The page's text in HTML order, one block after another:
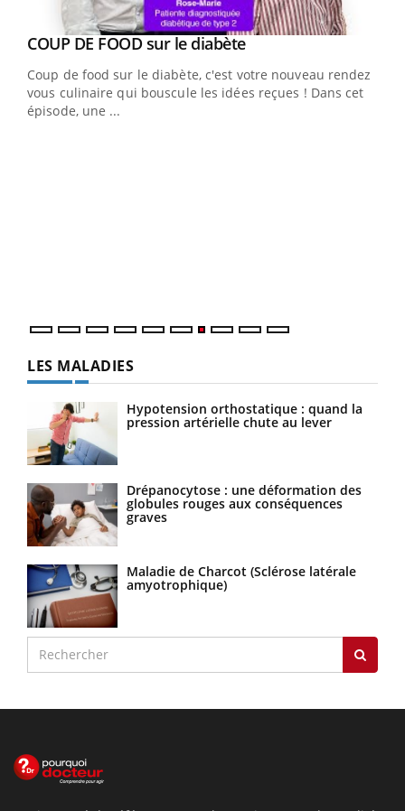
Youtube
COUP DE FOOD sur le diabèteYoutube
Coup de food sur le diabète, c'est votre nouveau rendez-
vous culinaire qui bouscule les idées reçues ! Dans cet
épisode, une ...
LES MALADIES
Hypotension orthostatique : quand la
pression artérielle chute au lever
Drépanocytose : une déformation des
globules rouges aux conséquences
graves
Maladie de Charcot (Sclérose latérale
amyotrophique)